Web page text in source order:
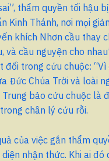
thẩm quyền tối hậu
Kinh Thánh, nơi mọi
khích Nhơn cầu thay
và cầu nguyện cho
đối trong cứu chuộc:
Đức Chúa Trời và loài
Trung bảo cứu chuộc là
chân lý cứu rỗi.
của việc gắn thẩm
diện nhận thức. Khi ai